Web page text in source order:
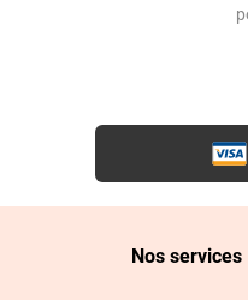
Nos services